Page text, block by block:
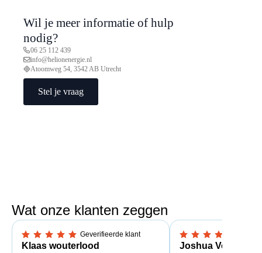
Wil je meer informatie of hulp
nodig?
06 25 112 439
info@helionenergie.nl
Atoomweg 54, 3542 AB Utrecht
Stel je vraag
Wat onze klanten zeggen
Geverifieerde klant
5,0 van 5 sterren
Klaas wouterlood
5,0 van 5 sterren
Joshua Verdonk